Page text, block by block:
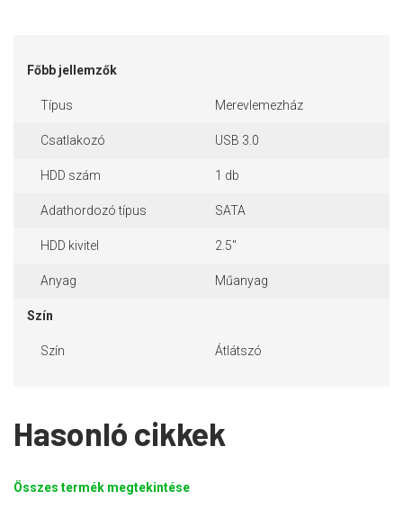
Főbb jellemzők
Típus Merevlemezház
Csatlakozó USB 3.0
HDD szám 1 db
Adathordozó típus SATA
HDD kivitel 2.5"
Anyag Műanyag
Szín
Szín Átlátszó
Hasonló cikkek
Összes termék megtekintése